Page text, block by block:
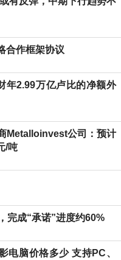
合作框架协议
年2.99万亿卢比的净额外
Metalloinvest公司：预计
/吨
完成“承诺”进度约60%
电脑价格多少 支持PC、